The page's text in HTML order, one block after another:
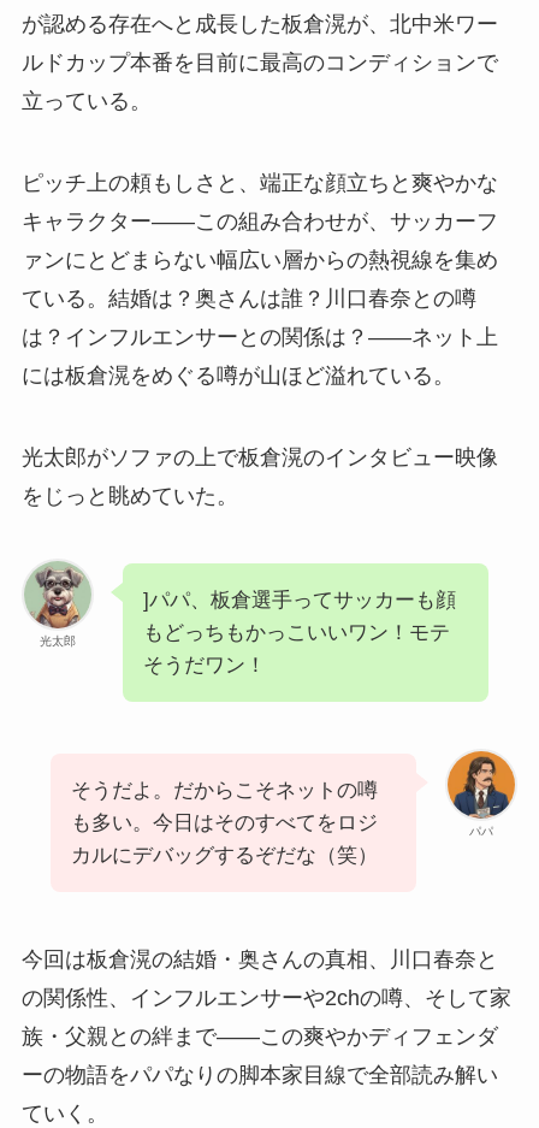
が認める存在へと成長した板倉滉が、北中米ワー
ルドカップ本番を目前に最高のコンディションで
立っている。
ピッチ上の頼もしさと、端正な顔立ちと爽やかな
キャラクター——この組み合わせが、サッカーフ
ァンにとどまらない幅広い層からの熱視線を集め
ている。結婚は？奥さんは誰？川口春奈との噂
は？インフルエンサーとの関係は？——ネット上
には板倉滉をめぐる噂が山ほど溢れている。
光太郎がソファの上で板倉滉のインタビュー映像
をじっと眺めていた。
光太郎
]パパ、板倉選手ってサッカーも顔
もどっちもかっこいいワン！モテ
そうだワン！
パパ
そうだよ。だからこそネットの噂
も多い。今日はそのすべてをロジ
カルにデバッグするぞだな（笑）
今回は板倉滉の結婚・奥さんの真相、川口春奈と
の関係性、インフルエンサーや2chの噂、そして家
族・父親との絆まで——この爽やかディフェンダ
ーの物語をパパなりの脚本家目線で全部読み解い
ていく。